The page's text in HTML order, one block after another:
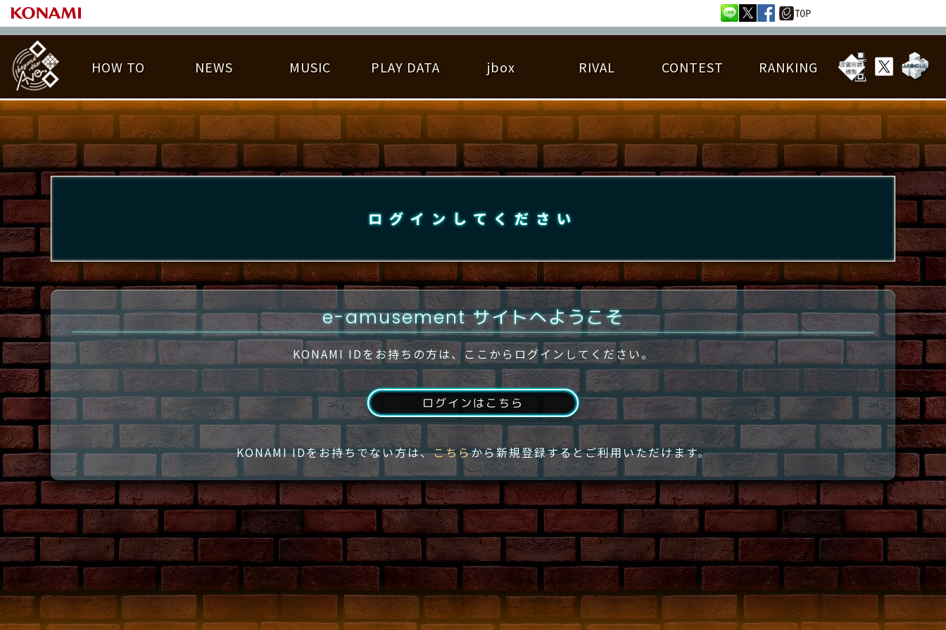
HOW TO
基本の遊び方 遊び方ガイド
NEWS MUSIC
遊べる楽曲 アーティスト紹介
PLAY DATA
PLAY DATA TOP EMBLEM ゆびベル 楽曲データ 詳細楽曲データ
称号 プレー履歴 プレーグラフ ねんごろチャレンジ EDIT譜面
jbox RIVAL
ライバル一覧 逆ライバル一覧 ライバル比較 プレーヤー検索 フレンドリスト
CONTEST
大会参加 大会開催 大会参加情報 大会とは？
RANKING
LICENSE HIT CHART ORIGINAL HIT CHART BEST SCORE RANKING TOTAL BEST SCORE RANKING
ログインしてください
e-amusement サイトへようこそ
KONAMI IDをお持ちの方は、ここからログインしてください。
ログインはこちら
KONAMI IDをお持ちでない方は、こちらから新規登録するとご利用いただけます。